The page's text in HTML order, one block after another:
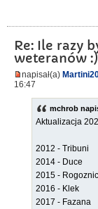
Re: Ile razy
weteranów :)
napisał(a)
16:47
mchrob
Aktualizacja
2012 - Tribuni
2014 - Duce
2015 -
2016 - Klek
2017 - Fazana